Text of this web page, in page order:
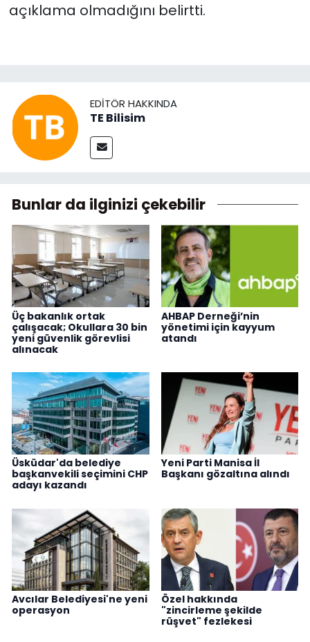
açıklama olmadığını belirtti.
EDITÖR HAKKINDA
TE Bilisim
Bunlar da ilginizi çekebilir
Üç bakanlık ortak
çalışacak; Okullara 30 bin
yeni güvenlik görevlisi
alınacak
AHBAP Derneği’nin
yönetimi için kayyum
atandı
Üsküdar'da belediye
başkanvekili seçimini CHP
adayı kazandı
Yeni Parti Manisa İl
Başkanı gözaltına alındı
Avcılar Belediyesi'ne yeni
operasyon
Özel hakkında
"zincirleme şekilde
rüşvet" fezlekesi